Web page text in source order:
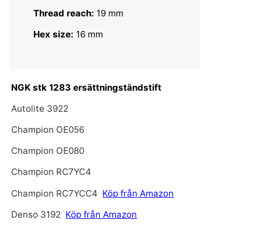
Thread reach: 19 mm
Hex size: 16 mm
NGK stk 1283 ersättningständstift
Autolite 3922
Champion OE056
Champion OE080
Champion RC7YC4
Champion RC7YCC4 Köp från Amazon
Denso 3192 Köp från Amazon